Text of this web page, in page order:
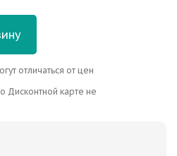
отличаться от цен
Дисконтной карте не